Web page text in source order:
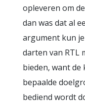
opleveren om
dan was dat al
argument kun
darten van RTL
bieden, want de
bepaalde
bediend wordt